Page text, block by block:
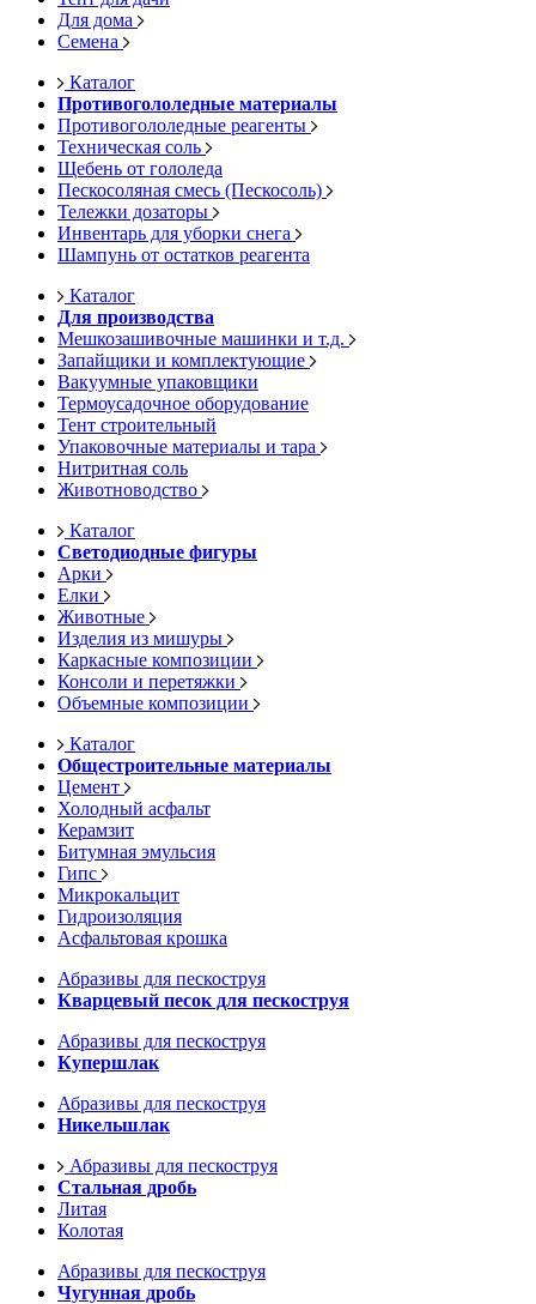
Для дома
Семена
Каталог
Противогололедные материалы
Противогололедные реагенты
Техническая соль
Щебень от гололеда
Пескосоляная смесь (Пескосоль)
Тележки дозаторы
Инвентарь для уборки снега
Шампунь от остатков реагента
Каталог
Для производства
Мешкозашивочные машинки и т.д.
Запайщики и комплектующие
Вакуумные упаковщики
Термоусадочное оборудование
Тент строительный
Упаковочные материалы и тара
Нитритная соль
Животноводство
Каталог
Светодиодные фигуры
Арки
Елки
Животные
Изделия из мишуры
Каркасные композиции
Консоли и перетяжки
Объемные композиции
Каталог
Общестроительные материалы
Цемент
Холодный асфальт
Керамзит
Битумная эмульсия
Гипс
Микрокальцит
Гидроизоляция
Асфальтовая крошка
Абразивы для пескоструя
Кварцевый песок для пескоструя
Абразивы для пескоструя
Купершлак
Абразивы для пескоструя
Никельшлак
Абразивы для пескоструя
Стальная дробь
Литая
Колотая
Абразивы для пескоструя
Чугунная дробь